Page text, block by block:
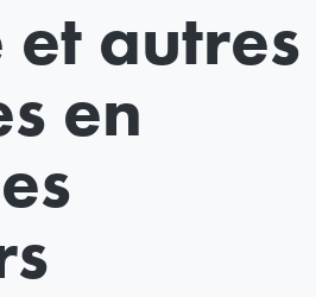
autres
en